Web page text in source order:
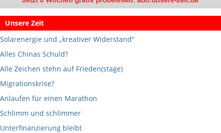
Unsere Zeit
Solarenergie und „kreativer Widerstand“
Alles Chinas Schuld?
Alle Zeichen stehn auf Frieden(stage)
Migrationskrise?
Anlaufen für einen Marathon
Schlimm und schlimmer
Unterfinanzierung bleibt